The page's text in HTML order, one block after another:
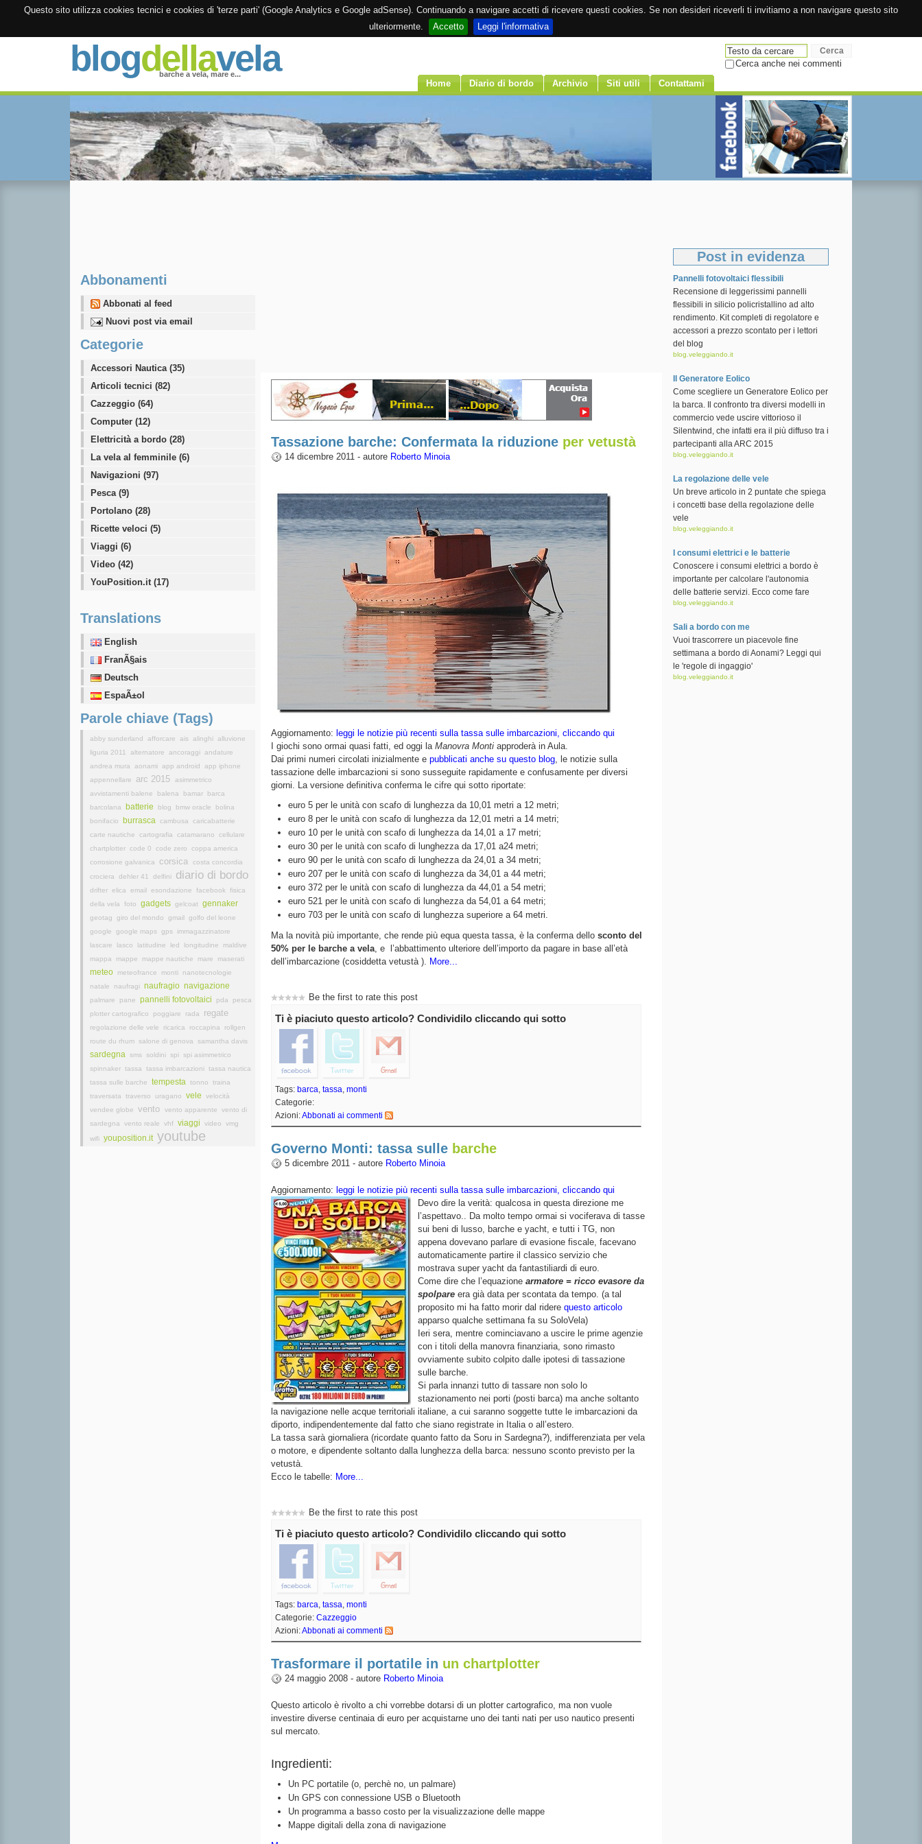
Questo sito utilizza cookies tecnici e cookies di 'terze parti' (Google Analytics e Google adSense). Continuando a navigare accetti di ricevere questi cookies. Se non desideri riceverli ti invitiamo a non navigare questo sito
ulteriormente.
Accetto Leggi l'informativa
blogdellavela
barche a vela, mare e...
Cerca anche nei commenti
Home
Diario di bordo Archivio Siti utili Contattami
Tassazione barche: Confermata la riduzione per vetustà
14 dicembre 2011 - autore Roberto Minoia
Aggiornamento: leggi le notizie più recenti sulla tassa sulle imbarcazioni, cliccando qui
I giochi sono ormai quasi fatti, ed oggi la Manovra Montiapproderà in Aula.
Dai primi numeri circolati inizialmente e pubblicati anche su questo blog, le notizie sulla
tassazione delle imbarcazioni si sono susseguite rapidamente e confusamente per diversi
giorni. La versione definitiva conferma le cifre qui sotto riportate:
euro 5 per le unità con scafo di lunghezza da 10,01 metri a 12 metri;
euro 8 per le unità con scafo di lunghezza da 12,01 metri a 14 metri;
euro 10 per le unità con scafo di lunghezza da 14,01 a 17 metri;
euro 30 per le unità con scafo di lunghezza da 17,01 a24 metri;
euro 90 per le unità con scafo di lunghezza da 24,01 a 34 metri;
euro 207 per le unità con scafo di lunghezza da 34,01 a 44 metri;
euro 372 per le unità con scafo di lunghezza da 44,01 a 54 metri;
euro 521 per le unità con scafo di lunghezza da 54,01 a 64 metri;
euro 703 per le unità con scafo di lunghezza superiore a 64 metri.
Ma la novità più importante, che rende più equa questa tassa, è la conferma dello sconto del
50% per le barche a vela, e l’abbattimento ulteriore dell’importo da pagare in base all’età
dell’imbarcazione (cosiddetta vetustà ). More...
Be the first to rate this post
Ti è piaciuto questo articolo? Condividilo cliccando qui sotto
Tags: barca tassa monti
Categorie:
Azioni:Abbonati ai commenti
Governo Monti: tassa sulle barche
5 dicembre 2011 - autore Roberto Minoia
Aggiornamento: leggi le notizie più recenti sulla tassa sulle imbarcazioni, cliccando qui
Devo dire la verità: qualcosa in questa direzione me
l’aspettavo.. Da molto tempo ormai si vociferava di tasse
sui beni di lusso, barche e yacht, e tutti i TG, non
appena dovevano parlare di evasione fiscale, facevano
automaticamente partire il classico servizio che
mostrava super yacht da fantastiliardi di euro.
Come dire che l’equazione armatore = ricco evasore da
spolpareera già data per scontata da tempo. (a tal
proposito mi ha fatto morir dal ridere questo articolo
apparso qualche settimana fa su SoloVela)
Ieri sera, mentre cominciavano a uscire le prime agenzie
con i titoli della manovra finanziaria, sono rimasto
ovviamente subito colpito dalle ipotesi di tassazione
sulle barche.
Si parla innanzi tutto di tassare non solo lo
stazionamento nei porti (posti barca) ma anche soltanto
la navigazione nelle acque territoriali italiane, a cui saranno soggette tutte le imbarcazioni da
diporto, indipendentemente dal fatto che siano registrate in Italia o all’estero.
La tassa sarà giornaliera (ricordate quanto fatto da Soru in Sardegna?), indifferenziata per vela
o motore, e dipendente soltanto dalla lunghezza della barca: nessuno sconto previsto per la
vetustà.
Ecco le tabelle: More...
Be the first to rate this post
Ti è piaciuto questo articolo? Condividilo cliccando qui sotto
Tags: barca tassa monti
Categorie: Cazzeggio
Azioni:Abbonati ai commenti
Trasformare il portatile in un chartplotter
24 maggio 2008 - autore Roberto Minoia
Questo articolo è rivolto a chi vorrebbe dotarsi di un plotter cartografico, ma non vuole
investire diverse centinaia di euro per acquistarne uno dei tanti nati per uso nautico presenti
sul mercato.
Ingredienti:
Un PC portatile (o, perchè no, un palmare)
Un GPS con connessione USB o Bluetooth
Un programma a basso costo per la visualizzazione delle mappe
Mappe digitali della zona di navigazione
Post in evidenza
Pannelli fotovoltaici flessibili
Recensione di leggerissimi pannelli
flessibili in silicio policristallino ad alto
rendimento. Kit completi di regolatore e
accessori a prezzo scontato per i lettori
del blog
blog.veleggiando.it
Il Generatore Eolico
Come scegliere un Generatore Eolico per
la barca. Il confronto tra diversi modelli in
commercio vede uscire vittorioso il
Silentwind, che infatti era il più diffuso tra i
partecipanti alla ARC 2015
blog.veleggiando.it
La regolazione delle vele
Un breve articolo in 2 puntate che spiega
i concetti base della regolazione delle
vele
blog.veleggiando.it
I consumi elettrici e le batterie
Conoscere i consumi elettrici a bordo è
importante per calcolare l'autonomia
delle batterie servizi. Ecco come fare
blog.veleggiando.it
Sali a bordo con me
Vuoi trascorrere un piacevole fine
settimana a bordo di Aonami? Leggi qui
le 'regole di ingaggio'
blog.veleggiando.it
Abbonamenti
Abbonati al feed
Nuovi post via email
Categorie
Accessori Nautica (35)
Articoli tecnici (82)
Cazzeggio (64)
Computer (12)
Elettricità a bordo (28)
La vela al femminile (6)
Navigazioni (97)
Pesca (9)
Portolano (28)
Ricette veloci (5)
Viaggi (6)
Video (42)
YouPosition.it (17)
Translations
English
FranÃ§ais
Deutsch
EspaÃ±ol
Parole chiave (Tags)
abby sunderland afforcare ais alinghi alluvione
liguria 2011
alternatore ancoraggi andature
andrea mura
aonami app android
app iphone
appennellare
arc 2015
asimmetrico
avvistamenti balene
balena bamar
barca
barcolana
batterie blog bmw oracle
bolina
bonifacio
burrasca cambusa
caricabatterie
carte nautiche
cartografia catamarano
cellulare
chartplotter code 0 code zero
coppa america
corrosione galvanica
corsica
costa concordia
crociera
dehler 41 delfini diario di bordo
drifter elica email esondazione facebook
fisica
della vela
foto gadgets gelcoat gennaker
geotag giro del mondo gmail golfo del leone
google
google maps gps
immagazzinatore
lascare
lasco latitudine led longitudine
maldive
mappa
mappe mappe nautiche mare maserati
meteo meteofrance monti
nanotecnologie
natale
naufragi naufragio navigazione
palmare pane pannelli fotovoltaici pda
pesca
plotter cartografico
poggiare rada regate
regolazione delle vele ricarica roccapina
rollgen
route du rhum
salone di genova samantha davis
sardegna sms soldini spi
spi asimmetrico
spinnaker tassa tassa imbarcazioni tassa nautica
tassa sulle barche
tempesta tonno
traina
traversata
traverso uragano vele
velocità
vendee globe
vento vento apparente
vento di
sardegna
vento reale vhf viaggi video
vmg
wifi youposition.it youtube